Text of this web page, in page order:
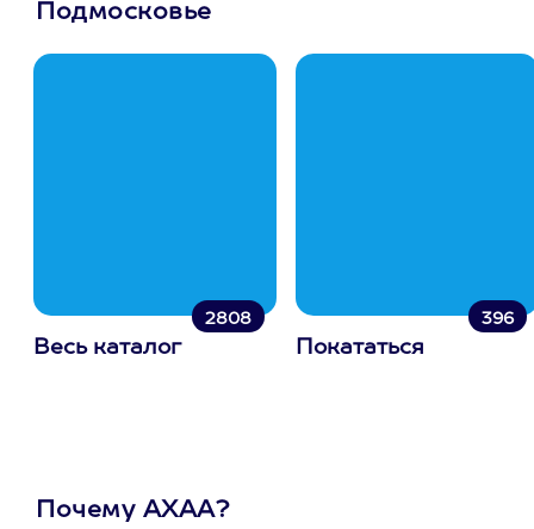
Подмосковье
2808
Весь каталог
396
Покататься
Почему АХАА?